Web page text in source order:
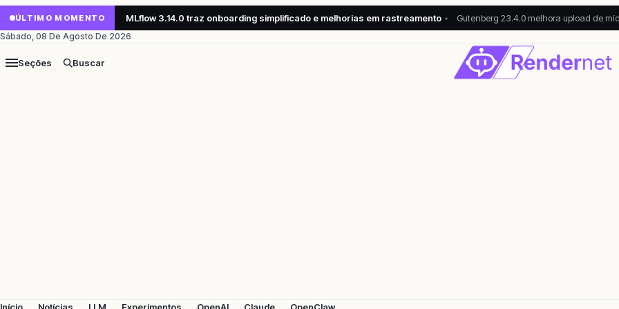
ÚLTIMO MOMENTO MLflow 3.14.0 traz onboarding simplificado e melhorias em rastreamento • Gutenberg 23.4.0 melhora upload de
Sábado, 08 De Agosto De 2026
Seções Buscar